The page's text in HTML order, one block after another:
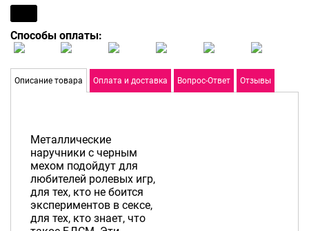
Способы оплаты:
Описание товара Оплата и доставка Вопрос-Ответ Отзывы
Металлические
наручники с черным
мехом подойдут для
любителей ролевых игр,
для тех, кто не боится
экспериментов в сексе,
для тех, кто знает, что